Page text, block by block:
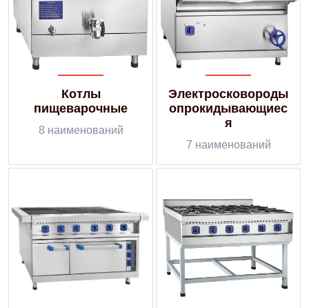
Котлы
пищеварочные
8 наименований
Электросковороды
опрокидывающиес
я
7 наименований